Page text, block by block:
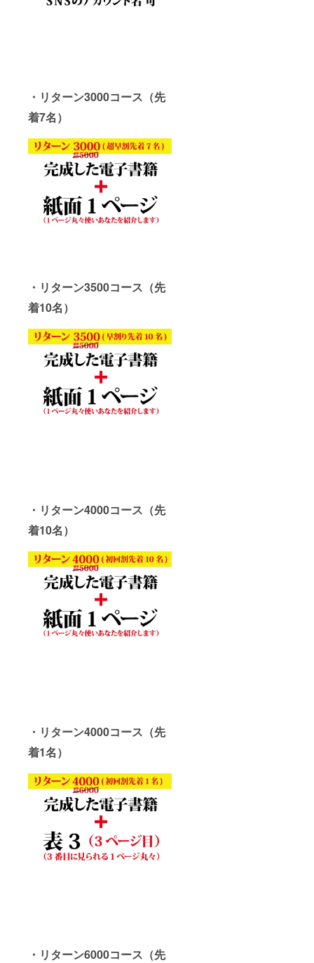
・リターン3000コース（先
着7名）
・リターン3500コース（先
着10名）
・リターン4000コース（先
着10名）
・リターン4000コース（先
着1名）
・リターン6000コース（先